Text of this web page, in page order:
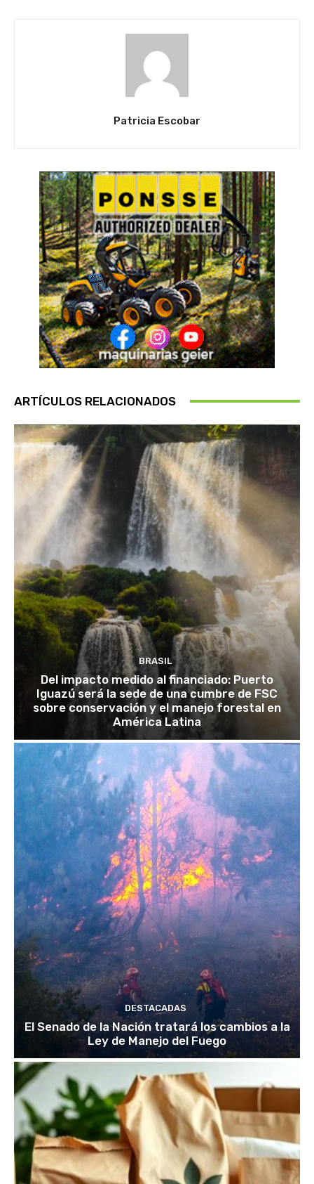
Patricia Escobar
ARTÍCULOS RELACIONADOS
BRASIL
Del impacto medido al financiado: Puerto
Iguazú será la sede de una cumbre de FSC
sobre conservación y el manejo forestal en
América Latina
DESTACADAS
El Senado de la Nación tratará los cambios a la
Ley de Manejo del Fuego